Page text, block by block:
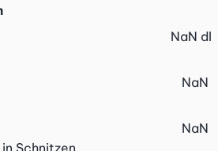
NaN dl
NaN
NaN